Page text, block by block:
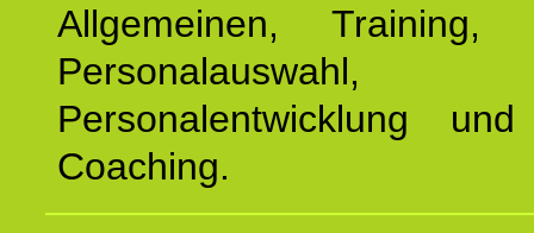
Allgemeinen, Training,
Personalauswahl,
Personalentwicklung
Coaching.